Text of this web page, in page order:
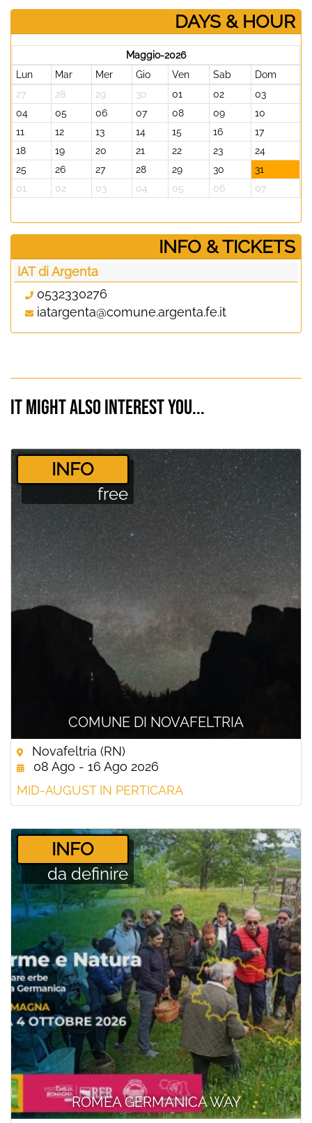
DAYS & HOUR
Maggio-2026
Lun
Mar Mer Gio Ven Sab
Dom
27
28 29 30 01 02
03
04
05 06 07 08 09
10
11
12 13 14 15 16
17
18
19 20 21 22 23
24
25
26 27 28 29 30
31
01
02 03 04 05 06 07
­INFO & TICKETS
IAT di Argenta
0532330276
iatargenta@comune.argenta.fe.it
It might also interest you...
COMUNE DI NOVAFELTRIA
­INFO
free
Novafeltria (RN)
08 Ago - 16 Ago 2026
MID-AUGUST IN PERTICARA
ROMEA GERMANICA WAY
­INFO
da definire